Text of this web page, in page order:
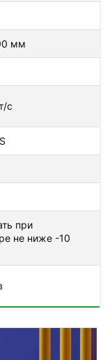
мм
с
при
не ниже -10